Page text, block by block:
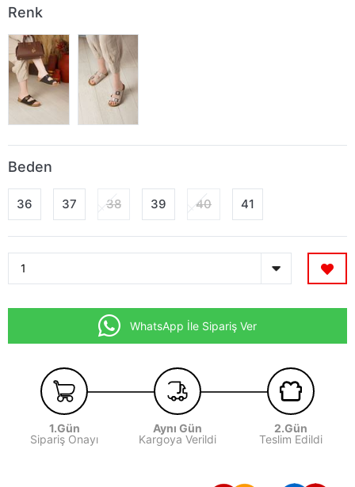
Renk
Beden
36 37 38 39 40 41
WhatsApp İle Sipariş Ver
1.Gün
Sipariş Onayı
Aynı Gün
Kargoya Verildi
2.Gün
Teslim Edildi